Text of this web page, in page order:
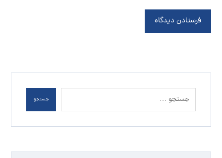
فرستادن دیدگاه
جستجو